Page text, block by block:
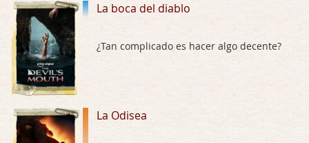
Trance
Por: Luar
Buena película, buen director y buenos ac …
El señor de las moscas
Por: Luar
La boca del diablo
¿Tan complicado es hacer algo decente?
La Odisea